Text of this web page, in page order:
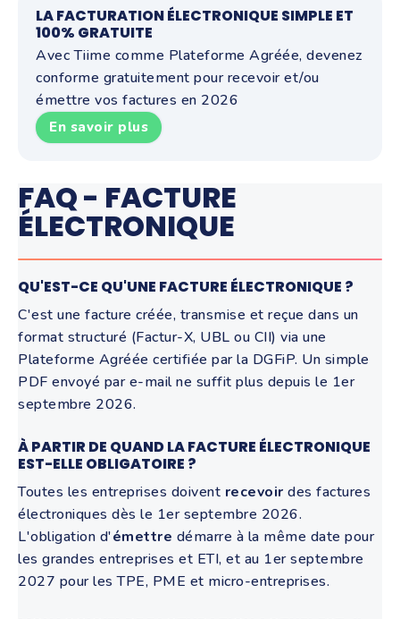
LA FACTURATION ÉLECTRONIQUE SIMPLE ET
100% GRATUITE
Avec Tiime comme Plateforme Agréée, devenez
conforme gratuitement pour recevoir et/ou
émettre vos factures en 2026
En savoir plus
FAQ - FACTURE
ÉLECTRONIQUE
QU'EST-CE QU'UNE FACTURE ÉLECTRONIQUE ?
C'est une facture créée, transmise et reçue dans un
format structuré (Factur-X, UBL ou CII) via une
Plateforme Agréée certifiée par la DGFiP. Un simple
PDF envoyé par e-mail ne suffit plus depuis le 1er
septembre 2026.
À PARTIR DE QUAND LA FACTURE ÉLECTRONIQUE
EST-ELLE OBLIGATOIRE ?
Toutes les entreprises doivent recevoir des factures
électroniques dès le 1er septembre 2026.
L'obligation d'émettre démarre à la même date pour
les grandes entreprises et ETI, et au 1er septembre
2027 pour les TPE, PME et micro-entreprises.